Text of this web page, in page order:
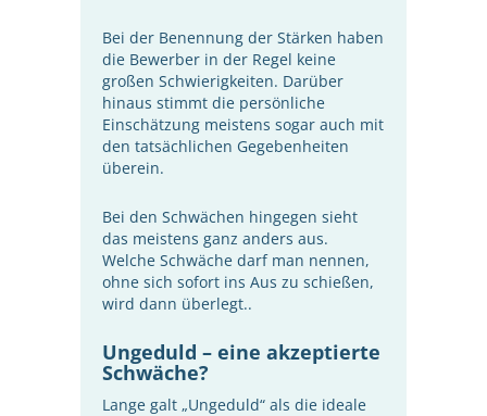
Bei der Benennung der Stärken haben
die Bewerber in der Regel keine
großen Schwierigkeiten. Darüber
hinaus stimmt die persönliche
Einschätzung meistens sogar auch mit
den tatsächlichen Gegebenheiten
überein.
Bei den Schwächen hingegen sieht
das meistens ganz anders aus.
Welche Schwäche darf man nennen,
ohne sich sofort ins Aus zu schießen,
wird dann überlegt..
Ungeduld – eine akzeptierte
Schwäche?
Lange galt „Ungeduld“ als die ideale